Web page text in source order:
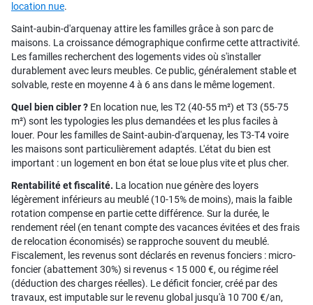
location nue.
Saint-aubin-d'arquenay attire les familles grâce à son parc de
maisons. La croissance démographique confirme cette attractivité.
Les familles recherchent des logements vides où s'installer
durablement avec leurs meubles. Ce public, généralement stable et
solvable, reste en moyenne 4 à 6 ans dans le même logement.
Quel bien cibler ? En location nue, les T2 (40-55 m²) et T3 (55-75
m²) sont les typologies les plus demandées et les plus faciles à
louer. Pour les familles de Saint-aubin-d'arquenay, les T3-T4 voire
les maisons sont particulièrement adaptés. L'état du bien est
important : un logement en bon état se loue plus vite et plus cher.
Rentabilité et fiscalité. La location nue génère des loyers
légèrement inférieurs au meublé (10-15% de moins), mais la faible
rotation compense en partie cette différence. Sur la durée, le
rendement réel (en tenant compte des vacances évitées et des frais
de relocation économisés) se rapproche souvent du meublé.
Fiscalement, les revenus sont déclarés en revenus fonciers : micro-
foncier (abattement 30%) si revenus < 15 000 €, ou régime réel
(déduction des charges réelles). Le déficit foncier, créé par des
travaux, est imputable sur le revenu global jusqu'à 10 700 €/an,